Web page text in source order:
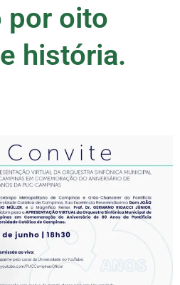
por oito
história.